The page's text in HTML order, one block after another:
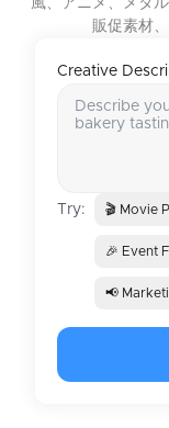
風、アニメ、メタ
販促素材
Creative
Try: 🎬 Movie
🎉 Event
📢